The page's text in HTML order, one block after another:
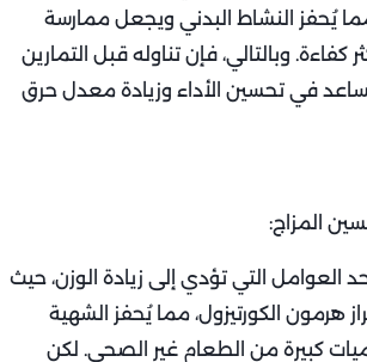
يُحفز النشاط البدني ويجعل ممارسة
كفاءة. وبالتالي، فإن تناوله قبل التمارين
في تحسين الأداء وزيادة معدل حرق
المزاج:
العوامل التي تؤدي إلى زيادة الوزن، حيث
هرمون الكورتيزول، مما يُحفز الشهية
كبيرة من الطعام غير الصحي. لكن